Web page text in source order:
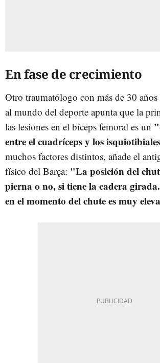
En fase de crecimiento
Otro traumatólogo con más de 30
al mundo del deporte apunta que la
las lesiones en el bíceps femoral es un
entre el cuadríceps y los isquiotibiales
muchos factores distintos, añade el
físico del Barça: "La posición del
pierna o no, si tiene la cadera
en el momento del chute es muy